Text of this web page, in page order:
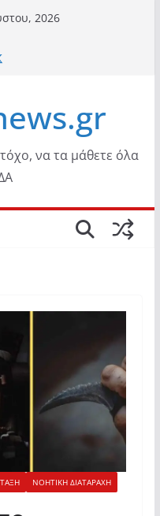
2026
να τα μάθετε όλα
ΝΟΗΤΙΚΗ ΔΙΑΤΑΡΑΧΗ